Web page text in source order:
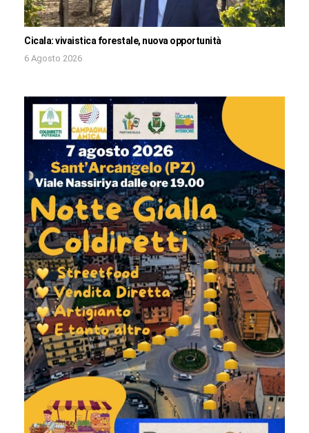
Cicala: vivaistica forestale, nuova opportunità
6 Agosto 2026